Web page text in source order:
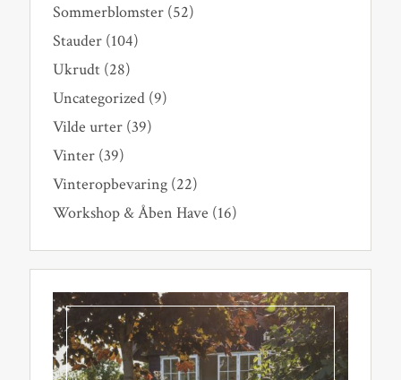
Sommerblomster(52)
Stauder(104)
Ukrudt(28)
Uncategorized(9)
Vilde urter(39)
Vinter(39)
Vinteropbevaring(22)
Workshop & Åben Have (16)